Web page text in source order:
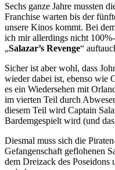
Sechs ganze Jahre mussten
Franchise warten bis der
unsere Kinos kommt. Bei
ich mir allerdings nicht
„Salazar’s Revenge“
Sicher ist aber wohl, dass
wieder dabei ist, ebenso wie
es ein Wiedersehen mit
im vierten Teil durch
diesem Teil wird Captain
Bardemgespielt wird (und
Diesmal muss sich die
Gefangenschaft geflohenen
dem Dreizack des Poseidons